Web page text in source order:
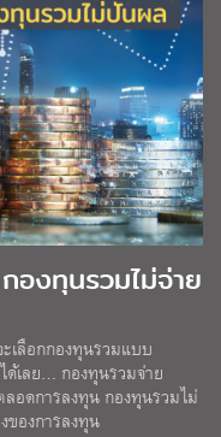
องทุนรวมไม่จ่าย
เลือกกองทุนรวมแบบ
ด้เลย… กองทุนรวมจ่าย
ลอดการลงทุน กองทุนรวมไม่
ของการลงทุน